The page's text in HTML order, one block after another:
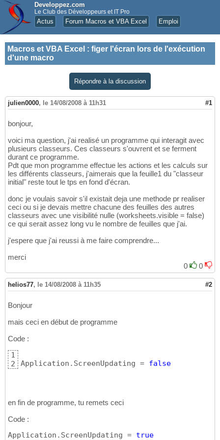
Developpez.com
Le Club des Développeurs et IT Pro
Actus Forum Macros et VBA Excel Emploi
Macros et VBA Excel : figer l'écran lors de l'exécution
d'une macro
Répondre à la discussion
julien0000, le 14/08/2008 à 11h31 #1
bonjour,
voici ma question, j'ai realisé un programme qui interagit avec
plusieurs classeurs. Ces classeurs s'ouvrent et se ferment
durant ce programme.
Pdt que mon programme effectue les actions et les calculs sur
les différents classeurs, j'aimerais que la feuille1 du "classeur
initial" reste tout le tps en fond d'écran.
donc je voulais savoir s'il existait deja une methode pr realiser
ceci ou si je devais mettre chacune des feuilles des autres
classeurs avec une visibilité nulle (worksheets.visible = false)
ce qui serait assez long vu le nombre de feuilles que j'ai.
j'espere que j'ai reussi à me faire comprendre...
merci
0
0
helios77, le 14/08/2008 à 11h35 #2
Bonjour
mais ceci en début de programme
Code :
1
2
Application.ScreenUpdating = false
en fin de programme, tu remets ceci
Code :
Application.ScreenUpdating = true